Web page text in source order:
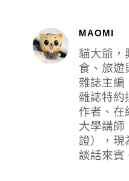
MAOMI
貓大爺，
食、旅遊
雜誌主編
雜誌特約
作者、在
大學講師
證），現
談話來賓